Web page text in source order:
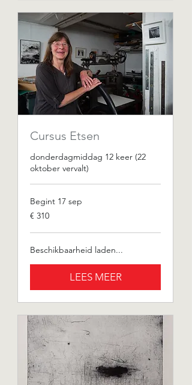
Cursus Etsen
donderdagmiddag 12 keer (22
oktober vervalt)
Begint 17 sep
310
euro
€ 310
Beschikbaarheid laden...
LEES MEER